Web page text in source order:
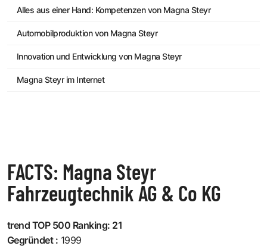
Alles aus einer Hand: Kompetenzen von Magna Steyr
Automobilproduktion von Magna Steyr
Innovation und Entwicklung von Magna Steyr
Magna Steyr im Internet
FACTS: Magna Steyr
Fahrzeugtechnik AG & Co KG
trend TOP 500 Ranking: 21
Gegründet : 1999